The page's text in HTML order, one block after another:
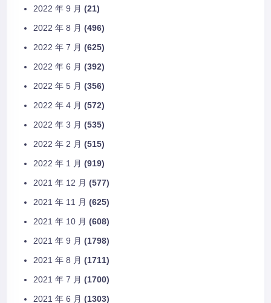
2022 年 9 月 (21)
2022 年 8 月 (496)
2022 年 7 月 (625)
2022 年 6 月 (392)
2022 年 5 月 (356)
2022 年 4 月 (572)
2022 年 3 月 (535)
2022 年 2 月 (515)
2022 年 1 月 (919)
2021 年 12 月 (577)
2021 年 11 月 (625)
2021 年 10 月 (608)
2021 年 9 月 (1798)
2021 年 8 月 (1711)
2021 年 7 月 (1700)
2021 年 6 月 (1303)